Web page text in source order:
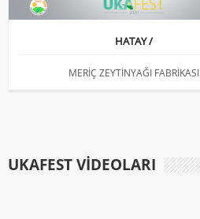
HATAY /
MERİÇ ZEYTİNYAĞI FABRİKASI
UKAFEST VIDEOLARI